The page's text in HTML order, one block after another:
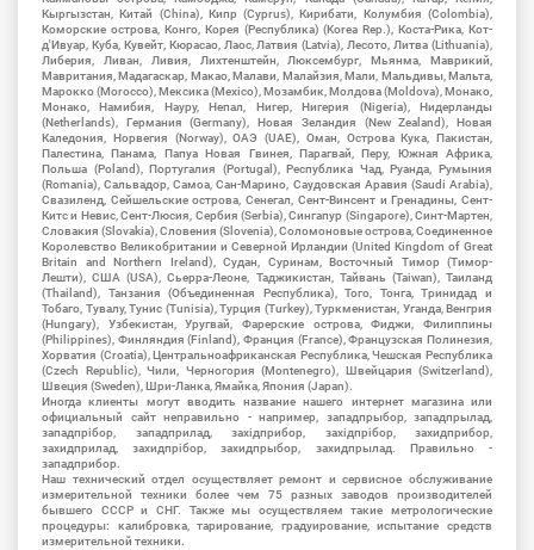
Кыргызстан, Китай (China), Кипр (Cyprus), Кирибати, Колумбия (Colombia),
Коморские острова, Конго, Корея (Республика) (Korea Rep.), Коста-Рика, Кот-
д'Ивуар, Куба, Кувейт, Кюрасао, Лаос, Латвия (Latvia), Лесото, Литва (Lithuania),
Либерия, Ливан, Ливия, Лихтенштейн, Люксембург, Мьянма, Маврикий,
Мавритания, Мадагаскар, Макао, Малави, Малайзия, Мали, Мальдивы, Мальта,
Марокко (Morocco), Мексика (Mexico), Мозамбик, Молдова (Moldova), Монако,
Монако, Намибия, Науру, Непал, Нигер, Нигерия (Nigeria), Нидерланды
(Netherlands), Германия (Germany), Новая Зеландия (New Zealand), Новая
Каледония, Норвегия (Norway), ОАЭ (UAE), Оман, Острова Кука, Пакистан,
Палестина, Панама, Папуа Новая Гвинея, Парагвай, Перу, Южная Африка,
Польша (Poland), Португалия (Portugal), Республика Чад, Руанда, Румыния
(Romania), Сальвадор, Самоа, Сан-Марино, Саудовская Аравия (Saudi Arabia),
Свазиленд, Сейшельские острова, Сенегал, Сент-Винсент и Гренадины, Сент-
Китс и Невис, Сент-Люсия, Сербия (Serbia), Сингапур (Singapore), Синт-Мартен,
Словакия (Slovakia), Словения (Slovenia), Соломоновые острова, Соединенное
Королевство Великобритании и Северной Ирландии (United Kingdom of Great
Britain and Northern Ireland), Судан, Суринам, Восточный Тимор (Тимор-
Лешти), США (USA), Сьерра-Леоне, Таджикистан, Тайвань (Taiwan), Таиланд
(Thailand), Танзания (Объединенная Республика), Того, Тонга, Тринидад и
Тобаго, Тувалу, Тунис (Tunisia), Турция (Turkey), Туркменистан, Уганда, Венгрия
(Hungary), Узбекистан, Уругвай, Фарерские острова, Фиджи, Филиппины
(Philippines), Финляндия (Finland), Франция (France), Французская Полинезия,
Хорватия (Croatia), Центральноафриканская Республика, Чешская Республика
(Czech Republic), Чили, Черногория (Montenegro), Швейцария (Switzerland),
Швеция (Sweden), Шри-Ланка, Ямайка, Япония (Japan).
Иногда клиенты могут вводить название нашего интернет магазина или
официальный сайт неправильно - например, западпрыбор, западпрылад,
западпрібор, западприлад, західприбор, західпрібор, захидприбор,
захидприлад, захидпрібор, захидпрыбор, захидпрылад. Правильно -
западприбор.
Наш технический отдел осуществляет ремонт и сервисное обслуживание
измерительной техники более чем 75 разных заводов производителей
бывшего СССР и СНГ. Также мы осуществляем такие метрологические
процедуры: калибровка, тарирование, градуирование, испытание средств
измерительной техники.